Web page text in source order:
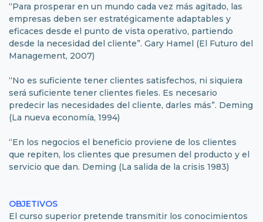
“Para prosperar en un mundo cada vez más agitado, las
empresas deben ser estratégicamente adaptables y
eficaces desde el punto de vista operativo, partiendo
desde la necesidad del cliente”. Gary Hamel (El Futuro del
Management, 2007)
“No es suficiente tener clientes satisfechos, ni siquiera
será suficiente tener clientes fieles. Es necesario
predecir las necesidades del cliente, darles más”. Deming
(La nueva economía, 1994)
“En los negocios el beneficio proviene de los clientes
que repiten, los clientes que presumen del producto y el
servicio que dan. Deming (La salida de la crisis 1983)
OBJETIVOS
El curso superior pretende transmitir los conocimientos